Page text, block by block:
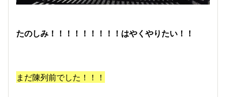
たのしみ！！！！！！！！！はやくやりたい！！
まだ陳列前でした！！！